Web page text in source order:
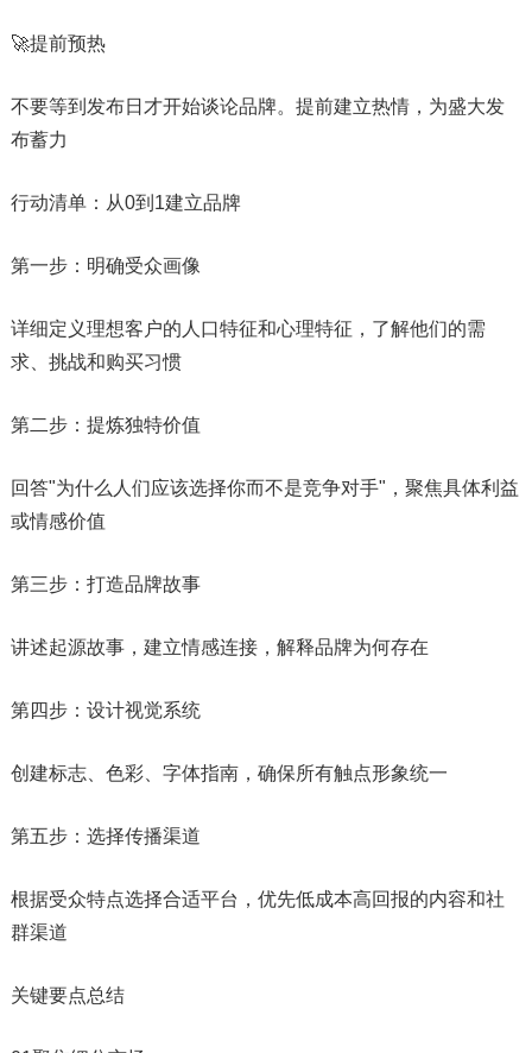
🚀提前预热
不要等到发布日才开始谈论品牌。提前建立热情，为盛大发
布蓄力
行动清单：从0到1建立品牌
第一步：明确受众画像
详细定义理想客户的人口特征和心理特征，了解他们的需
求、挑战和购买习惯
第二步：提炼独特价值
回答"为什么人们应该选择你而不是竞争对手"，聚焦具体利益
或情感价值
第三步：打造品牌故事
讲述起源故事，建立情感连接，解释品牌为何存在
第四步：设计视觉系统
创建标志、色彩、字体指南，确保所有触点形象统一
第五步：选择传播渠道
根据受众特点选择合适平台，优先低成本高回报的内容和社
群渠道
关键要点总结